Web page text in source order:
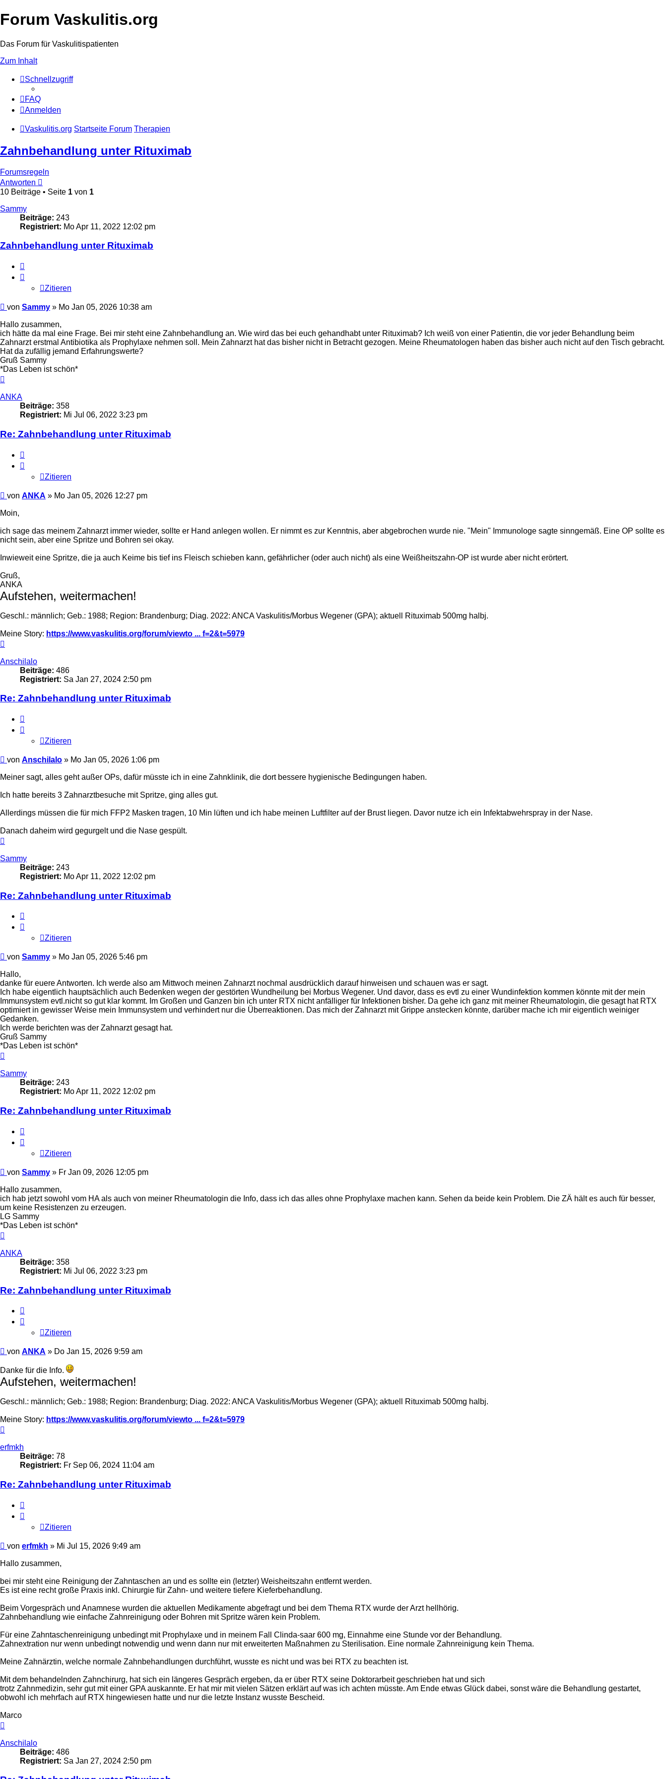
Forum Vaskulitis.org
Das Forum für Vaskulitispatienten
Zum Inhalt
Schnellzugriff
FAQ
Anmelden
Vaskulitis.org Startseite Forum Therapien
Zahnbehandlung unter Rituximab
Forumsregeln
Antworten
10 Beiträge • Seite 1 von 1
Sammy
Beiträge: 243
Registriert: Mo Apr 11, 2022 12:02 pm
Zahnbehandlung unter Rituximab
Zitieren
Beitrag
von Sammy » Mo Jan 05, 2026 10:38 am
Hallo zusammen,
ich hätte da mal eine Frage. Bei mir steht eine Zahnbehandlung an. Wie wird das bei euch gehandhabt unter Rituximab? Ich weiß von einer Patientin, die vor jeder Behandlung beim
Zahnarzt erstmal Antibiotika als Prophylaxe nehmen soll. Mein Zahnarzt hat das bisher nicht in Betracht gezogen. Meine Rheumatologen haben das bisher auch nicht auf den Tisch gebracht.
Hat da zufällig jemand Erfahrungswerte?
Gruß Sammy
*Das Leben ist schön*
ANKA
Beiträge: 358
Registriert: Mi Jul 06, 2022 3:23 pm
Re: Zahnbehandlung unter Rituximab
Zitieren
Beitrag
von ANKA » Mo Jan 05, 2026 12:27 pm
Moin,
ich sage das meinem Zahnarzt immer wieder, sollte er Hand anlegen wollen. Er nimmt es zur Kenntnis, aber abgebrochen wurde nie. "Mein" Immunologe sagte sinngemäß. Eine OP sollte es
nicht sein, aber eine Spritze und Bohren sei okay.
Inwieweit eine Spritze, die ja auch Keime bis tief ins Fleisch schieben kann, gefährlicher (oder auch nicht) als eine Weißheitszahn-OP ist wurde aber nicht erörtert.
Gruß,
ANKA
Aufstehen, weitermachen!
Geschl.: männlich; Geb.: 1988; Region: Brandenburg; Diag. 2022: ANCA Vaskulitis/Morbus Wegener (GPA); aktuell Rituximab 500mg halbj.
Meine Story: https://www.vaskulitis.org/forum/viewto ... f=2&t=5979
Anschilalo
Beiträge: 486
Registriert: Sa Jan 27, 2024 2:50 pm
Re: Zahnbehandlung unter Rituximab
Zitieren
Beitrag
von Anschilalo » Mo Jan 05, 2026 1:06 pm
Meiner sagt, alles geht außer OPs, dafür müsste ich in eine Zahnklinik, die dort bessere hygienische Bedingungen haben.
Ich hatte bereits 3 Zahnarztbesuche mit Spritze, ging alles gut.
Allerdings müssen die für mich FFP2 Masken tragen, 10 Min lüften und ich habe meinen Luftfilter auf der Brust liegen. Davor nutze ich ein Infektabwehrspray in der Nase.
Danach daheim wird gegurgelt und die Nase gespült.
Sammy
Beiträge: 243
Registriert: Mo Apr 11, 2022 12:02 pm
Re: Zahnbehandlung unter Rituximab
Zitieren
Beitrag
von Sammy » Mo Jan 05, 2026 5:46 pm
Hallo,
danke für euere Antworten. Ich werde also am Mittwoch meinen Zahnarzt nochmal ausdrücklich darauf hinweisen und schauen was er sagt.
Ich habe eigentlich hauptsächlich auch Bedenken wegen der gestörten Wundheilung bei Morbus Wegener. Und davor, dass es evtl zu einer Wundinfektion kommen könnte mit der mein
Immunsystem evtl.nicht so gut klar kommt. Im Großen und Ganzen bin ich unter RTX nicht anfälliger für Infektionen bisher. Da gehe ich ganz mit meiner Rheumatologin, die gesagt hat RTX
optimiert in gewisser Weise mein Immunsystem und verhindert nur die Überreaktionen. Das mich der Zahnarzt mit Grippe anstecken könnte, darüber mache ich mir eigentlich weiniger
Gedanken.
Ich werde berichten was der Zahnarzt gesagt hat.
Gruß Sammy
*Das Leben ist schön*
Sammy
Beiträge: 243
Registriert: Mo Apr 11, 2022 12:02 pm
Re: Zahnbehandlung unter Rituximab
Zitieren
Beitrag
von Sammy » Fr Jan 09, 2026 12:05 pm
Hallo zusammen,
ich hab jetzt sowohl vom HA als auch von meiner Rheumatologin die Info, dass ich das alles ohne Prophylaxe machen kann. Sehen da beide kein Problem. Die ZÄ hält es auch für besser,
um keine Resistenzen zu erzeugen.
LG Sammy
*Das Leben ist schön*
ANKA
Beiträge: 358
Registriert: Mi Jul 06, 2022 3:23 pm
Re: Zahnbehandlung unter Rituximab
Zitieren
Beitrag
von ANKA » Do Jan 15, 2026 9:59 am
Danke für die Info.
Aufstehen, weitermachen!
Geschl.: männlich; Geb.: 1988; Region: Brandenburg; Diag. 2022: ANCA Vaskulitis/Morbus Wegener (GPA); aktuell Rituximab 500mg halbj.
Meine Story: https://www.vaskulitis.org/forum/viewto ... f=2&t=5979
erfmkh
Beiträge: 78
Registriert: Fr Sep 06, 2024 11:04 am
Re: Zahnbehandlung unter Rituximab
Zitieren
Beitrag
von erfmkh » Mi Jul 15, 2026 9:49 am
Hallo zusammen,
bei mir steht eine Reinigung der Zahntaschen an und es sollte ein (letzter) Weisheitszahn entfernt werden.
Es ist eine recht große Praxis inkl. Chirurgie für Zahn- und weitere tiefere Kieferbehandlung.
Beim Vorgespräch und Anamnese wurden die aktuellen Medikamente abgefragt und bei dem Thema RTX wurde der Arzt hellhörig.
Zahnbehandlung wie einfache Zahnreinigung oder Bohren mit Spritze wären kein Problem.
Für eine Zahntaschenreinigung unbedingt mit Prophylaxe und in meinem Fall Clinda-saar 600 mg, Einnahme eine Stunde vor der Behandlung.
Zahnextration nur wenn unbedingt notwendig und wenn dann nur mit erweiterten Maßnahmen zu Sterilisation. Eine normale Zahnreinigung kein Thema.
Meine Zahnärztin, welche normale Zahnbehandlungen durchführt, wusste es nicht und was bei RTX zu beachten ist.
Mit dem behandelnden Zahnchirurg, hat sich ein längeres Gespräch ergeben, da er über RTX seine Doktorarbeit geschrieben hat und sich
trotz Zahnmedizin, sehr gut mit einer GPA auskannte. Er hat mir mit vielen Sätzen erklärt auf was ich achten müsste. Am Ende etwas Glück dabei, sonst wäre die Behandlung gestartet,
obwohl ich mehrfach auf RTX hingewiesen hatte und nur die letzte Instanz wusste Bescheid.
Marco
Anschilalo
Beiträge: 486
Registriert: Sa Jan 27, 2024 2:50 pm